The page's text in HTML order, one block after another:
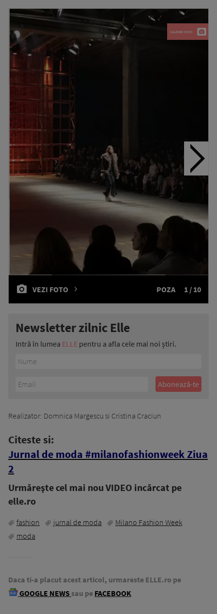
VEZI FOTO POZA 1 / 10
Newsletter zilnic Elle
Intră în lumea ELLE pentru a afla cele mai noi știri.
Realizator: Domnica Margescu si Cristina Craciun
Citeste si:
Jurnal de moda #milanofashionweek Ziua
2
Urmăreşte cel mai nou VIDEO incărcat pe
elle.ro
fashion jurnal de moda
Milano Fashion Week
moda
Daca ti-a placut acest articol, urmareste ELLE.ro pe
GOOGLE NEWS sau pe FACEBOOK